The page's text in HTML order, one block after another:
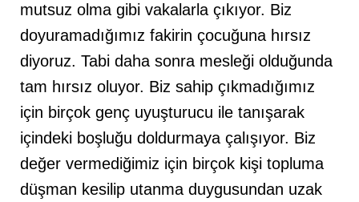
mutsuz olma gibi vakalarla çıkıyor. Biz
doyuramadığımız fakirin çocuğuna hırsız
diyoruz. Tabi daha sonra mesleği olduğunda
tam hırsız oluyor. Biz sahip çıkmadığımız
için birçok genç uyuşturucu ile tanışarak
içindeki boşluğu doldurmaya çalışıyor. Biz
değer vermediğimiz için birçok kişi topluma
düşman kesilip utanma duygusundan uzak